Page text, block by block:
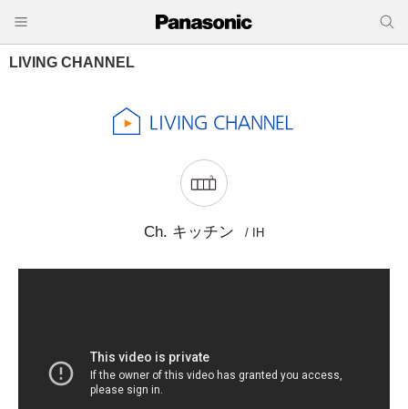
LIVING CHANNEL
Ch. キッチン / IH